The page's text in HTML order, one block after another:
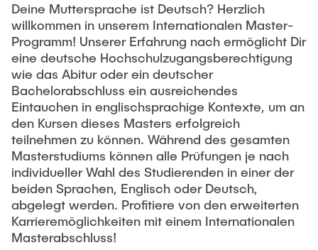
Deine Muttersprache ist Deutsch? Herzlich
willkommen in unserem Internationalen Master-
Programm! Unserer Erfahrung nach ermöglicht Dir
eine deutsche Hochschulzugangsberechtigung
wie das Abitur oder ein deutscher
Bachelorabschluss ein ausreichendes
Eintauchen in englischsprachige Kontexte, um an
den Kursen dieses Masters erfolgreich
teilnehmen zu können. Während des gesamten
Masterstudiums können alle Prüfungen je nach
individueller Wahl des Studierenden in einer der
beiden Sprachen, Englisch oder Deutsch,
abgelegt werden. Profitiere von den erweiterten
Karrieremöglichkeiten mit einem Internationalen
Masterabschluss!